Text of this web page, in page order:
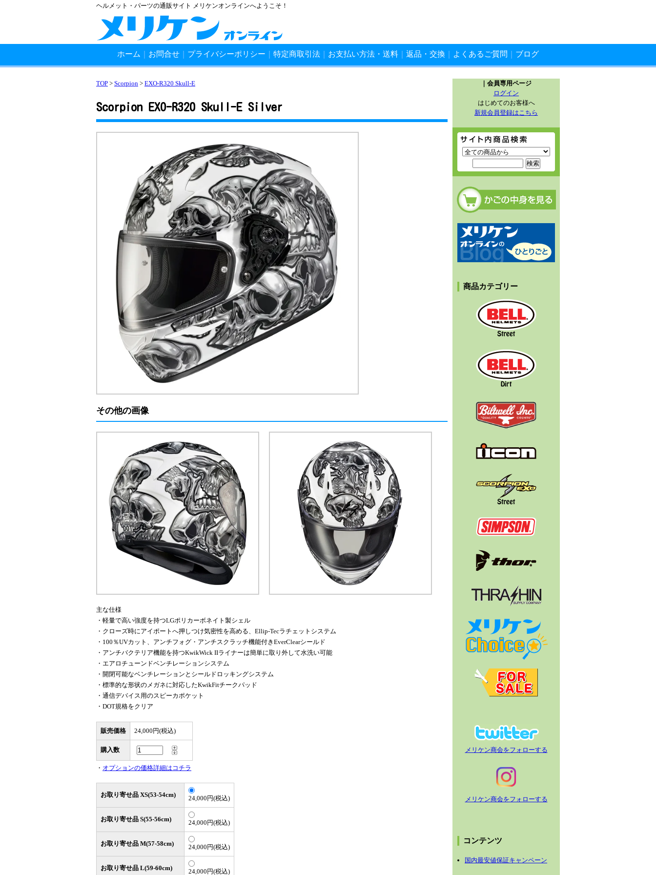
ヘルメット・パーツの通販サイト メリケンオンラインへようこそ！
ホーム お問合せ プライバシーポリシー 特定商取引法 お支払い方法・送料 返品・交換 よくあるご質問 ブログ
TOP > Scorpion > EXO-R320 Skull-E
Scorpion EXO-R320 Skull-E Silver
その他の画像
主な仕様
・軽量で高い強度を持つLGポリカーボネイト製シェル
・クローズ時にアイポートへ押しつけ気密性を高める、Ellip-Tecラチェットシステム
・100％UVカット、アンチフォグ・アンチスクラッチ機能付きEverClearシールド
・アンチバクテリア機能を持つKwikWick IIライナーは簡単に取り外して水洗い可能
・エアロチューンドベンチレーションシステム
・開閉可能なベンチレーションとシールドロッキングシステム
・標準的な形状のメガネに対応したKwikFitチークパッド
・通信デバイス用のスピーカポケット
・DOT規格をクリア
販売価格 24,000円(税込)
購入数
・ オプションの価格詳細はコチラ
お取り寄せ品 XS(53-54cm) 24,000円(税込)
お取り寄せ品 S(55-56cm) 24,000円(税込)
お取り寄せ品 M(57-58cm) 24,000円(税込)
お取り寄せ品 L(59-60cm) 24,000円(税込)
｜会員専用ページ
ログイン
はじめてのお客様へ
新規会員登録はこちら
サイト内商品検索
カートの中を見る
メリケンオンラインのひとりごと
商品カテゴリー
メリケン商会をフォローする
メリケン商会をフォローする
コンテンツ
国内最安値保証キャンペーン